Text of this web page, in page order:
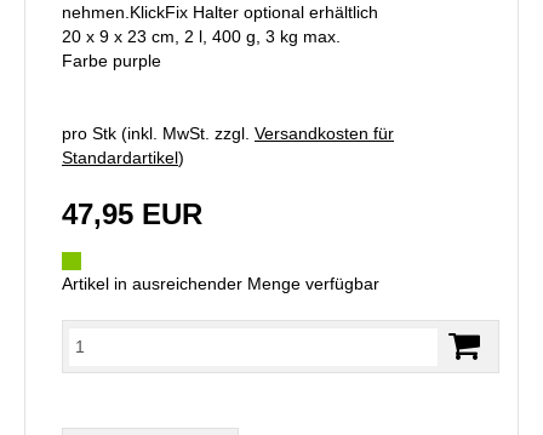
nehmen.KlickFix Halter optional erhältlich
20 x 9 x 23 cm, 2 l, 400 g, 3 kg max.
Farbe purple
pro Stk (inkl. MwSt. zzgl. Versandkosten für
Standardartikel)
47,95 EUR
Artikel in ausreichender Menge verfügbar